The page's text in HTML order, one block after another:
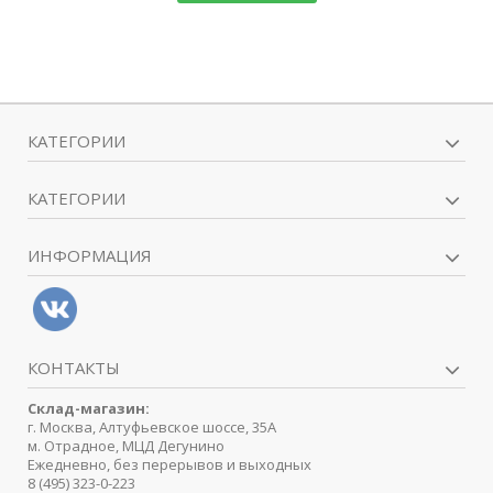
КАТЕГОРИИ
КАТЕГОРИИ
ИНФОРМАЦИЯ
КОНТАКТЫ
Склад-магазин:
г. Москва, Алтуфьевское шоссе, 35А
м. Отрадное, МЦД Дегунино
Ежедневно, без перерывов и выходных
8 (495) 323-0-223